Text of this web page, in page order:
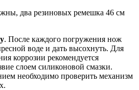
два резиновых ремешка 46 см
. После каждого погружения нож
воде и дать высохнуть. Для
коррозии рекомендуется
слоем силиконовой смазки.
необходимо проверить механизм